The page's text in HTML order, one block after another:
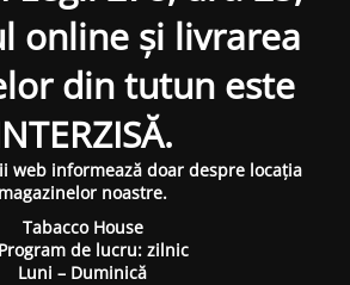
online și livrarea
din tutun este
web informează doar despre locația
magazinelor noastre.
Tabacco House
de lucru: zilnic
Luni – Duminică